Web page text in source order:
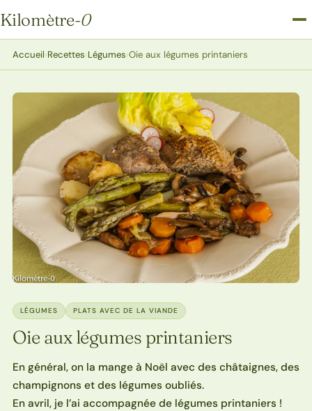
Kilomètre-0
Kilomètre-0
Accueil›Recettes›Légumes›Oie aux légumes printaniers
LÉGUMES PLATS AVEC DE LA VIANDE
Oie aux légumes printaniers
En général, on la mange à Noël avec des châtaignes, des
champignons et des légumes oubliés.
En avril, je l’ai accompagnée de légumes printaniers !